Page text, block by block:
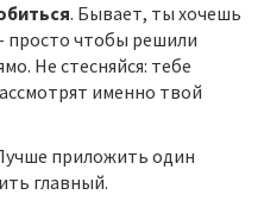
. Бывает, ты хочешь
просто чтобы решили
Не стесняйся: тебе
именно твой
приложить один
главный.